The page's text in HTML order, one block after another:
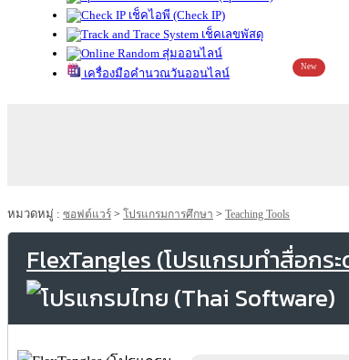
เช็คไอพี (Check IP)
เช็คเลขพัสดุ
สุ่มออนไลน์
เครื่องมือคำนวณวันออนไลน์
New
หมวดหมู่ : ซอฟต์แวร์ > โปรแกรมการศึกษา > Teaching Tools
FlexTangles (โปรแกรมทำสื่อกร